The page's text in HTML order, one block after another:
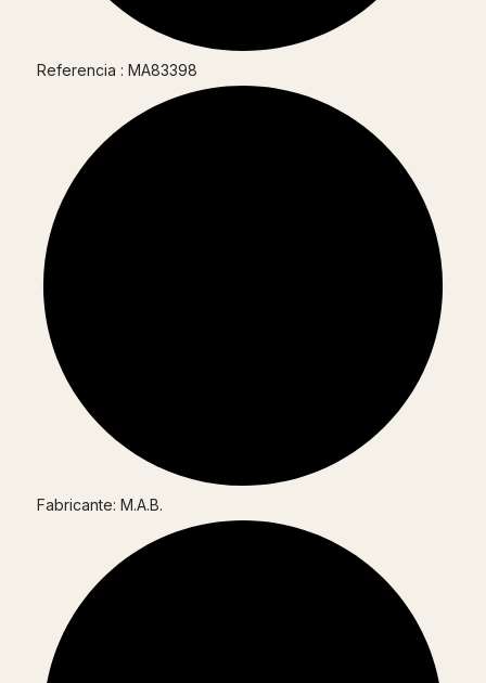
Referencia : MA83398
Fabricante: M.A.B.